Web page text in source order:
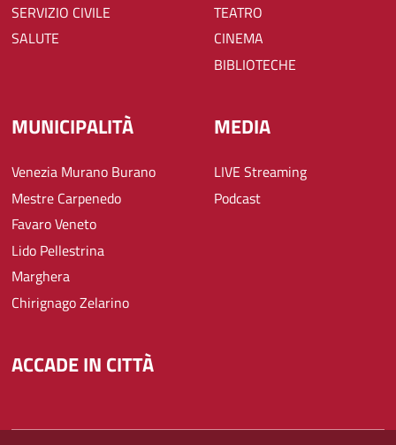
SERVIZIO CIVILE
SALUTE
TEATRO
CINEMA
BIBLIOTECHE
MUNICIPALITÀ
Venezia Murano Burano
Mestre Carpenedo
Favaro Veneto
Lido Pellestrina
Marghera
Chirignago Zelarino
MEDIA
LIVE Streaming
Podcast
ACCADE IN CITTÀ